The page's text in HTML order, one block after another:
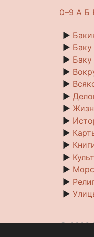
0–9 A Б
►
►
►
►
►
►
►
►
►
►
►
►
►
►
© 2026